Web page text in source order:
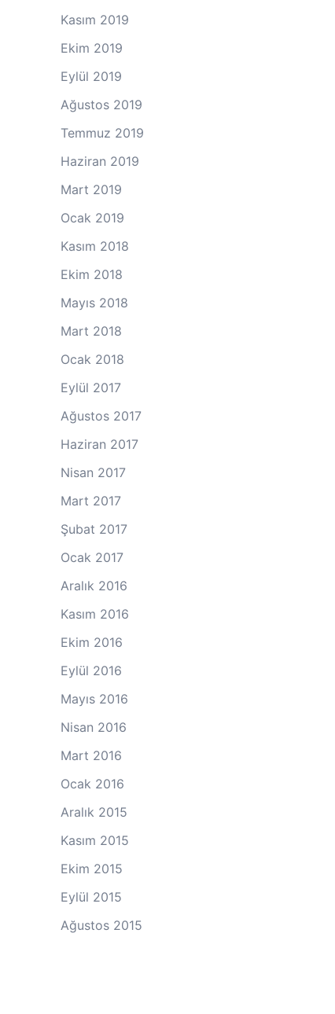
Kasım 2019
Ekim 2019
Eylül 2019
Ağustos 2019
Temmuz 2019
Haziran 2019
Mart 2019
Ocak 2019
Kasım 2018
Ekim 2018
Mayıs 2018
Mart 2018
Ocak 2018
Eylül 2017
Ağustos 2017
Haziran 2017
Nisan 2017
Mart 2017
Şubat 2017
Ocak 2017
Aralık 2016
Kasım 2016
Ekim 2016
Eylül 2016
Mayıs 2016
Nisan 2016
Mart 2016
Ocak 2016
Aralık 2015
Kasım 2015
Ekim 2015
Eylül 2015
Ağustos 2015